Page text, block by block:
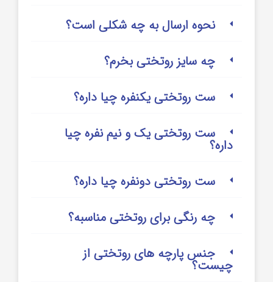
نحوه ارسال به چه شکلی است؟
چه سایز روتختی بخرم؟
ست روتختی یکنفره چیا داره؟
ست روتختی یک و نیم نفره چیا
داره؟
ست روتختی دونفره چیا داره؟
چه رنگی برای روتختی مناسبه؟
جنس پارچه های روتختی از
چیست؟